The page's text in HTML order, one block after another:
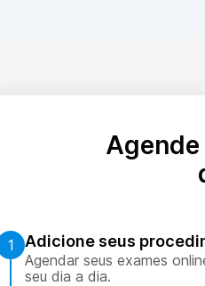
1 Adicione seus
Agendar seus exames
seu dia a dia.